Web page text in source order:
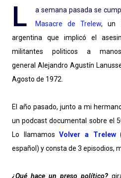
L a semana pasada se
Masacre de Trelew, un
argentina que implicó el
militantes politicos a
general Alejandro Agustín
Agosto de 1972.
El año pasado, junto a mi
un podcast documental sobre el
Lo llamamosVolver a Trelew
español) y consta de 3 episodios,
¿Qué hace un preso político?